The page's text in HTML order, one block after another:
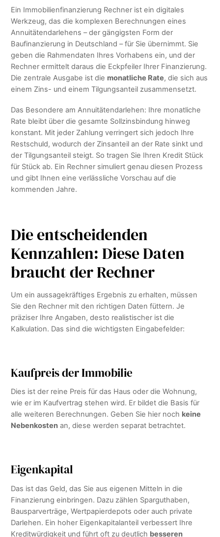
Ein Immobilienfinanzierung Rechner ist ein digitales
Werkzeug, das die komplexen Berechnungen eines
Annuitätendarlehens – der gängigsten Form der
Baufinanzierung in Deutschland – für Sie übernimmt. Sie
geben die Rahmendaten Ihres Vorhabens ein, und der
Rechner ermittelt daraus die Eckpfeiler Ihrer Finanzierung.
Die zentrale Ausgabe ist die monatliche Rate, die sich aus
einem Zins- und einem Tilgungsanteil zusammensetzt.
Das Besondere am Annuitätendarlehen: Ihre monatliche
Rate bleibt über die gesamte Sollzinsbindung hinweg
konstant. Mit jeder Zahlung verringert sich jedoch Ihre
Restschuld, wodurch der Zinsanteil an der Rate sinkt und
der Tilgungsanteil steigt. So tragen Sie Ihren Kredit Stück
für Stück ab. Ein Rechner simuliert genau diesen Prozess
und gibt Ihnen eine verlässliche Vorschau auf die
kommenden Jahre.
Die entscheidenden
Kennzahlen: Diese Daten
braucht der Rechner
Um ein aussagekräftiges Ergebnis zu erhalten, müssen
Sie den Rechner mit den richtigen Daten füttern. Je
präziser Ihre Angaben, desto realistischer ist die
Kalkulation. Das sind die wichtigsten Eingabefelder:
Kaufpreis der Immobilie
Dies ist der reine Preis für das Haus oder die Wohnung,
wie er im Kaufvertrag stehen wird. Er bildet die Basis für
alle weiteren Berechnungen. Geben Sie hier noch keine
Nebenkosten an, diese werden separat betrachtet.
Eigenkapital
Das ist das Geld, das Sie aus eigenen Mitteln in die
Finanzierung einbringen. Dazu zählen Sparguthaben,
Bausparverträge, Wertpapierdepots oder auch private
Darlehen. Ein hoher Eigenkapitalanteil verbessert Ihre
Kreditwürdigkeit und führt oft zu deutlich besseren